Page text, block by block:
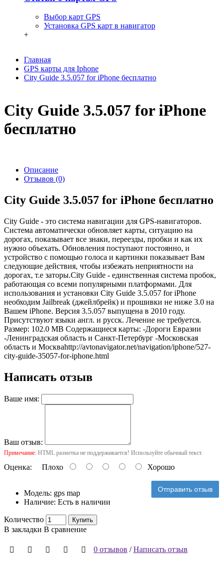
Выбор карт GPS
Установка GPS карт в навигатор
+
Главная
GPS карты для Iphone
City Guide 3.5.057 for iPhone бесплатно
City Guide 3.5.057 for iPhone
бесплатно
Описание
Отзывов (0)
City Guide 3.5.057 for iPhone бесплатно
City Guide - это система навигации для GPS-навигаторов.
Система автоматически обновляет карты, ситуацию на
дорогах, показывает все знаки, переезды, пробки и как их
нужно объехать. Обновления поступают постоянно, и
устройство с помощью голоса и картинки показывает Вам
следующие действия, чтобы избежать неприятности на
дорогах, т.е заторы.City Guide - единственная система пробок,
работающая со всеми популярными платформами. Для
использования и установки City Guide 3.5.057 for iPhone
необходим Jailbreak (джейлбрейк) и прошивки не ниже 3.0 на
Вашем iPhone. Версия 3.5.057 выпущена в 2010 году.
Присутствуют языки англ. и русск. Лечение не требуется.
Размер: 102.0 MB Содержащиеся карты: -Дороги Евразии
-Ленинградская область и Санкт-Петербург -Московская
область и Москваhttp://avtonavigator.net/navigation/iphone/527-
city-guide-35057-for-iphone.html
Написать отзыв
Ваше имя:
Ваш отзыв:
Примечание: HTML разметка не поддерживается! Используйте обычный текст.
Оценка: Плохо Хорошо
Отправить отзыв
Модель: gps map
Наличие: Есть в наличии
Количество Купить
В закладки В сравнение
0 отзывов /Написать отзыв